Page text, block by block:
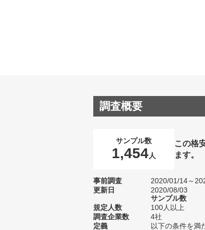
調査概要
サンプル数
1,454人
この格
ます。
事前調査
2020/01/14～
更新日
2020/08/03
サンプル数
規定人数
100人以上
調査企業数
4社
定義
以下の条件を満